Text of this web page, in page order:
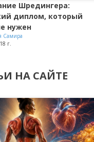
Шредингера:
диплом, который
нужен
Самира
г.
НА САЙТЕ